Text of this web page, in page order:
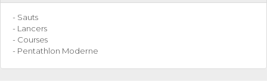
- Sauts
- Lancers
- Courses
- Pentathlon Moderne